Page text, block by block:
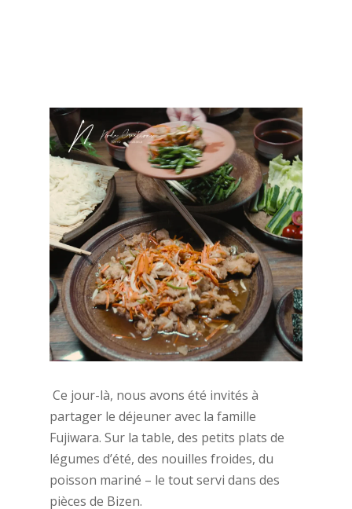
Ce jour-là, nous avons été invités à
partager le déjeuner avec la famille
Fujiwara. Sur la table, des petits plats de
légumes d’été, des nouilles froides, du
poisson mariné – le tout servi dans des
pièces de Bizen.